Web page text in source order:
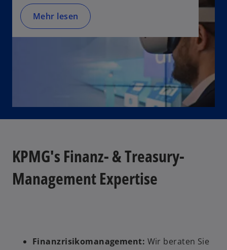
Mehr lesen
KPMG's Finanz- & Treasury-
Management Expertise
Finanzrisikomanagement: Wir beraten Sie